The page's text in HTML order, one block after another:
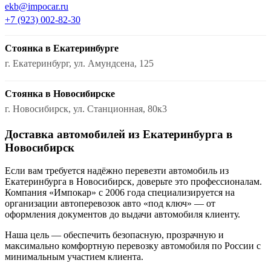
ekb@impocar.ru
+7 (923) 002-82-30
Стоянка в Екатеринбурге
г. Екатеринбург, ул. Амундсена, 125
Стоянка в Новосибирске
г. Новосибирск, ул. Станционная, 80к3
Доставка автомобилей из Екатеринбурга в
Новосибирск
Если вам требуется надёжно перевезти автомобиль из
Екатеринбурга в Новосибирск, доверьте это профессионалам.
Компания «Импокар» с 2006 года специализируется на
организации автоперевозок авто «под ключ» — от
оформления документов до выдачи автомобиля клиенту.
Наша цель — обеспечить безопасную, прозрачную и
максимально комфортную перевозку автомобиля по России с
минимальным участием клиента.